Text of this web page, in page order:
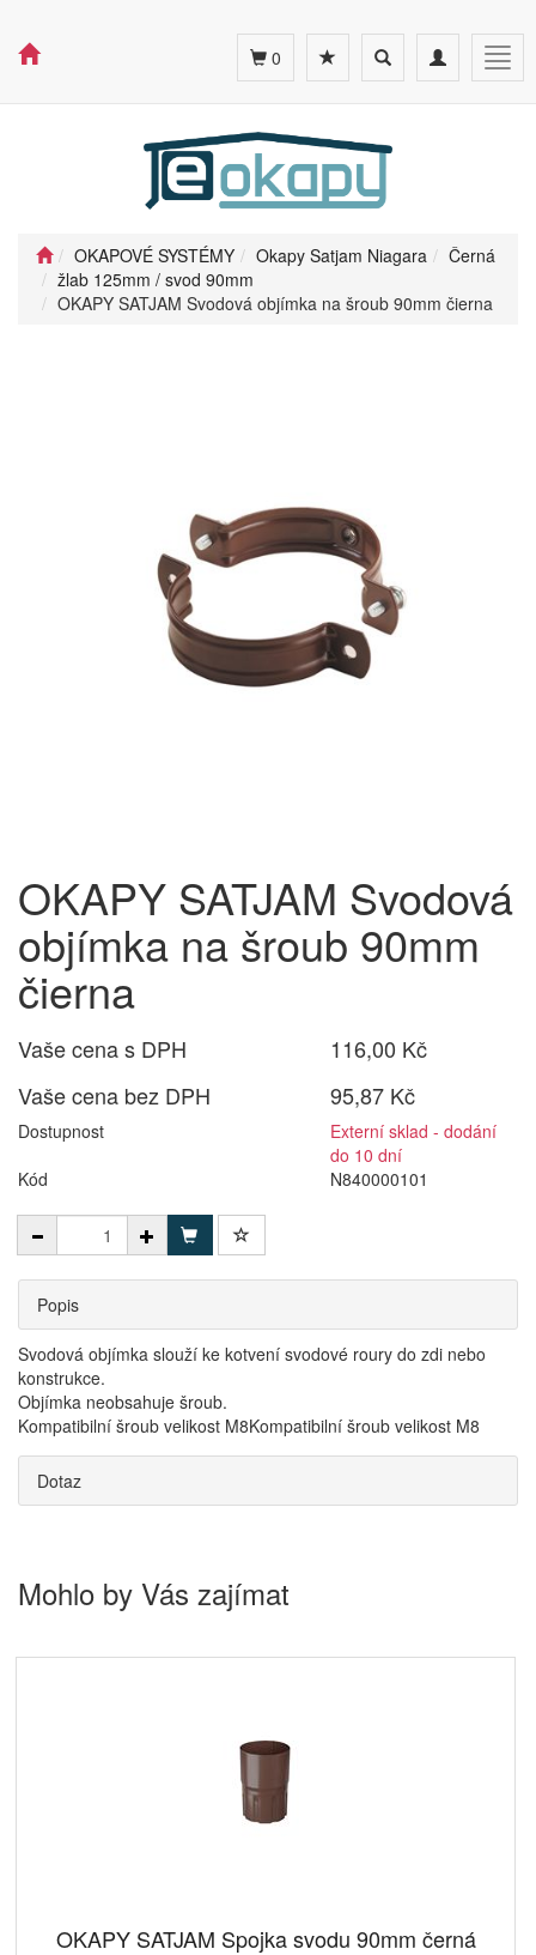
Toggle
navigation
Toggle
search
0
OKAPOVÉ SYSTÉMY Okapy Satjam Niagara
Černá
žlab 125mm / svod 90mm
OKAPY SATJAM Svodová objímka na šroub 90mm čierna
OKAPY SATJAM Svodová
objímka na šroub 90mm
čierna
Vaše cena s DPH
116,00 Kč
Vaše cena bez DPH
95,87 Kč
Dostupnost
Externí sklad - dodání
do 10 dní
Kód
N840000101
Popis
Svodová objímka slouží ke kotvení svodové roury do zdi nebo
konstrukce.
Objímka neobsahuje šroub.
Kompatibilní šroub velikost M8Kompatibilní šroub velikost M8
Dotaz
Mohlo by Vás zajímat
OKAPY SATJAM Spojka svodu 90mm černá